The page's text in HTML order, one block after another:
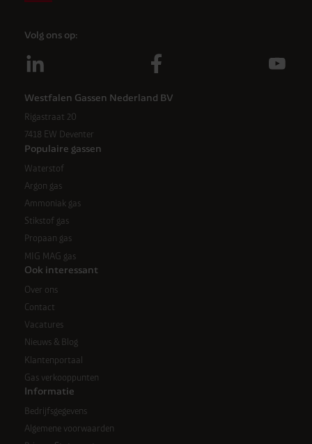
Volg ons op:
Westfalen Gassen Nederland BV
Rigastraat 20
7418 EW Deventer
Populaire gassen
Waterstof
Argon gas
Ammoniak gas
Stikstof gas
Propaan gas
MIG MAG gas
Ook interessant
Over ons
Contact
Vacatures
Nieuws & Blog
Klantenportaal
Gas verkooppunten
Informatie
Bedrijfsgegevens
Algemene voorwaarden